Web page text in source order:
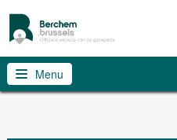
Menu